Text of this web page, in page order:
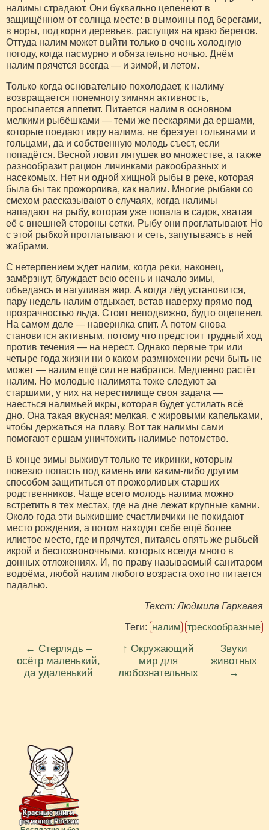
налимы страдают. Они буквально цепенеют в
защищённом от солнца месте: в вымоины под берегами,
в норы, под корни деревьев, растущих на краю берегов.
Оттуда налим может выйти только в очень холодную
погоду, когда пасмурно и обязательно ночью. Днём
налим прячется всегда — и зимой, и летом.
Только когда основательно похолодает, к налиму
возвращается понемногу зимняя активность,
просыпается аппетит. Питается налим в основном
мелкими рыбёшками — теми же пескарями да ершами,
которые поедают икру налима, не брезгует гольянами и
гольцами, да и собственную молодь съест, если
попадётся. Весной ловит лягушек во множестве, а также
разнообразит рацион личинками ракообразных и
насекомых. Нет ни одной хищной рыбы в реке, которая
была бы так прожорлива, как налим. Многие рыбаки со
смехом рассказывают о случаях, когда налимы
нападают на рыбу, которая уже попала в садок, хватая
её с внешней стороны сетки. Рыбу они проглатывают. Но
с этой рыбкой проглатывают и сеть, запутываясь в ней
жабрами.
С нетерпением ждет налим, когда реки, наконец,
замёрзнут, блуждает всю осень и начало зимы,
объедаясь и нагуливая жир. А когда лёд установится,
пару недель налим отдыхает, встав наверху прямо под
прозрачностью льда. Стоит неподвижно, будто оцепенел.
На самом деле — наверняка спит. А потом снова
становится активным, потому что предстоит трудный ход
против течения — на нерест. Однако первые три или
четыре года жизни ни о каком размножении речи быть не
может — налим ещё сил не набрался. Медленно растёт
налим. Но молодые налимята тоже следуют за
старшими, у них на нерестилище своя задача —
наесться налимьей икры, которая будет устилать всё
дно. Она такая вкусная: мелкая, с жировыми капельками,
чтобы держаться на плаву. Вот так налимы сами
помогают ершам уничтожить налимье потомство.
В конце зимы выживут только те икринки, которым
повезло попасть под камень или каким-либо другим
способом защититься от прожорливых старших
родственников. Чаще всего молодь налима можно
встретить в тех местах, где на дне лежат крупные камни.
Около года эти выжившие счастливчики не покидают
место рождения, а потом находят себе ещё более
илистое место, где и прячутся, питаясь опять же рыбьей
икрой и беспозвоночными, которых всегда много в
донных отложениях. И, по праву называемый санитаром
водоёма, любой налим любого возраста охотно питается
падалью.
Текст: Людмила Гаркавая
Теги: налим трескообразные
← Стерлядь –
осётр маленький,
да удаленький
↑ Окружающий
мир для
любознательных
Звуки
животных
→